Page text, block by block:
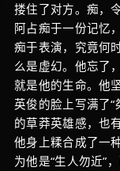
搂住了对方。痴，
阿占痴于一份记忆
痴于表演，究竟何
么是虚幻。他忘了
就是他的生命。他
英俊的脸上写满了
的草莽英雄感，也
他身上糅合成了一
为他是“生人勿近”